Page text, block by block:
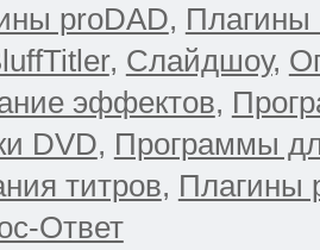
proDAD, Плагины
, Слайдшоу,
эффектов,
DVD, Программы
титров, Плагины
Ответ